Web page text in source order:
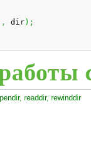
, dir) ;
readdir, rewinddir